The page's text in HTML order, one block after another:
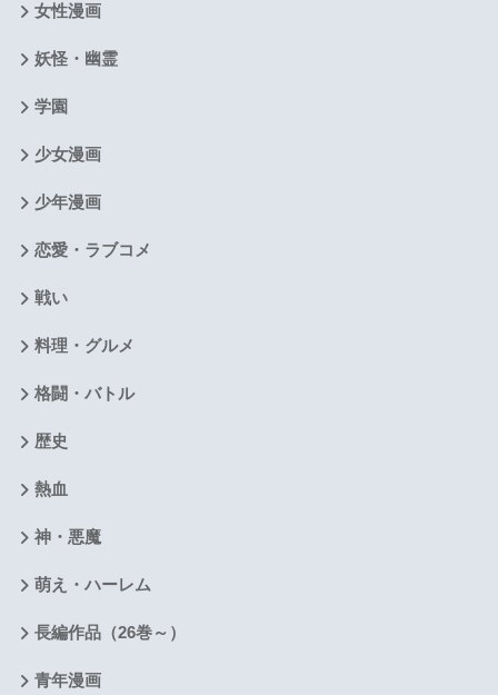
女性漫画
妖怪・幽霊
学園
少女漫画
少年漫画
恋愛・ラブコメ
戦い
料理・グルメ
格闘・バトル
歴史
熱血
神・悪魔
萌え・ハーレム
長編作品（26巻～）
青年漫画